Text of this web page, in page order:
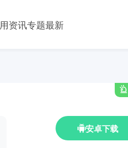
资讯专题最新
安卓下载